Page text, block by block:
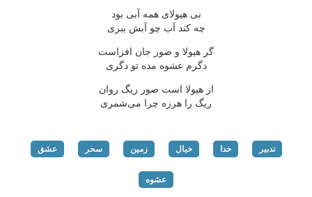
نی هیولای همه آبی بود
چه كند آب چو آبش ببری
گر هیولا و صور جان افزاست
دگرم عشوه مده تو دگری
از هیولا است صور ریگ روان
ریگ را هرزه چرا می‌شمری
تدبیر خدا خیال زمین سحر عشق
عشوه